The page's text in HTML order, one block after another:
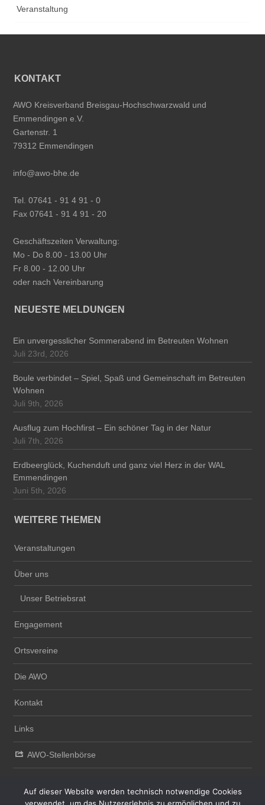
Veranstaltung
KONTAKT
AWO Kreisverband Breisgau-Hochschwarzwald und
Emmendingen e.V.
Gartenstr. 1
79312 Emmendingen
info@awo-bhe.de
Tel. 07641 - 91 4 91 - 0
Fax 07641 - 91 4 91 - 20
Geschäftszeiten Verwaltung:
Mo - Do 8.00 - 13.00 Uhr
Fr 8.00 - 12.00 Uhr
oder nach Vereinbarung
NEUESTE MELDUNGEN
Ein unvergesslicher Sommerabend im Betreuten Wohnen
Juli 23rd, 2026
Boule verbindet – Spiel, Spaß und Gemeinschaft im Betreuten
Wohnen
Juli 9th, 2026
Ausflug zum Hochfirst – Ein schöner Tag in der Natur
Juli 7th, 2026
Erdbeerglück, Kuchenduft und ganz viel Herz in der WAL
Emmendingen
Juni 5th, 2026
WEITERE THEMEN
Veranstaltungen
Über uns
Unser Betriebsrat
Engagement
Ortsvereine
Die AWO
Kontakt
Links
AWO-Stellenbörse
Auf dieser Website werden technisch notwendige Cookies